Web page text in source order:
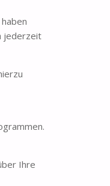
jederzeit
Ihre